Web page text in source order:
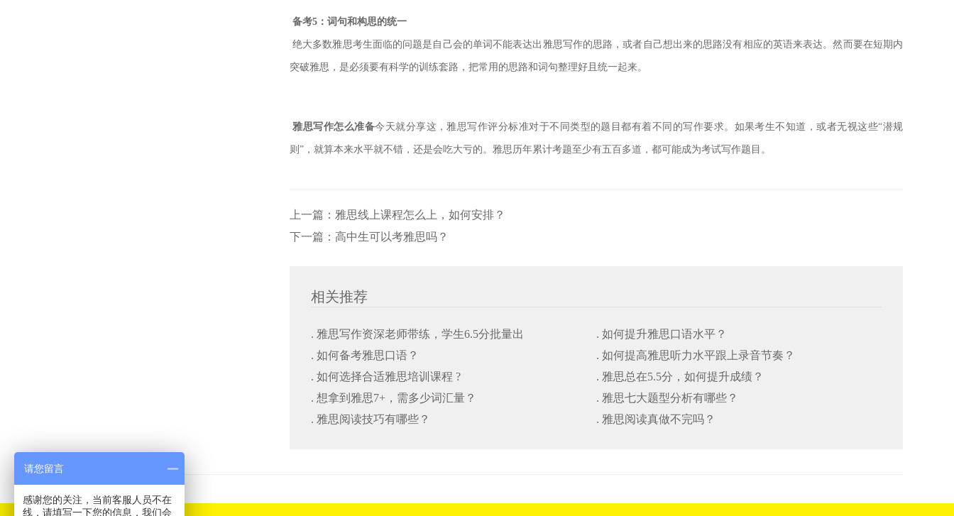
备考5：词句和构思的统一
绝大多数雅思考生面临的问题是自己会的单词不能表达出雅思写作的思路，或者自己想出来的思路没有相应的英语来表达。然而要在短期内
突破雅思，是必须要有科学的训练套路，把常用的思路和词句整理好且统一起来。
雅思写作怎么准备今天就分享这，雅思写作评分标准对于不同类型的题目都有着不同的写作要求。如果考生不知道，或者无视这些“潜规
则”，就算本来水平就不错，还是会吃大亏的。雅思历年累计考题至少有五百多道，都可能成为考试写作题目。
上一篇： 雅思线上课程怎么上，如何安排？
下一篇： 高中生可以考雅思吗？
相关推荐
. 雅思写作资深老师带练，学生6.5分批量出
. 如何提升雅思口语水平？
. 如何备考雅思口语？
. 如何提高雅思听力水平跟上录音节奏？
. 如何选择合适雅思培训课程 ?
. 雅思总在5.5分，如何提升成绩？
. 想拿到雅思7+，需多少词汇量？
. 雅思七大题型分析有哪些？
. 雅思阅读技巧有哪些？
. 雅思阅读真做不完吗？
请您留言
感谢您的关注，当前客服人员不在
线，请填写一下您的信息，我们会